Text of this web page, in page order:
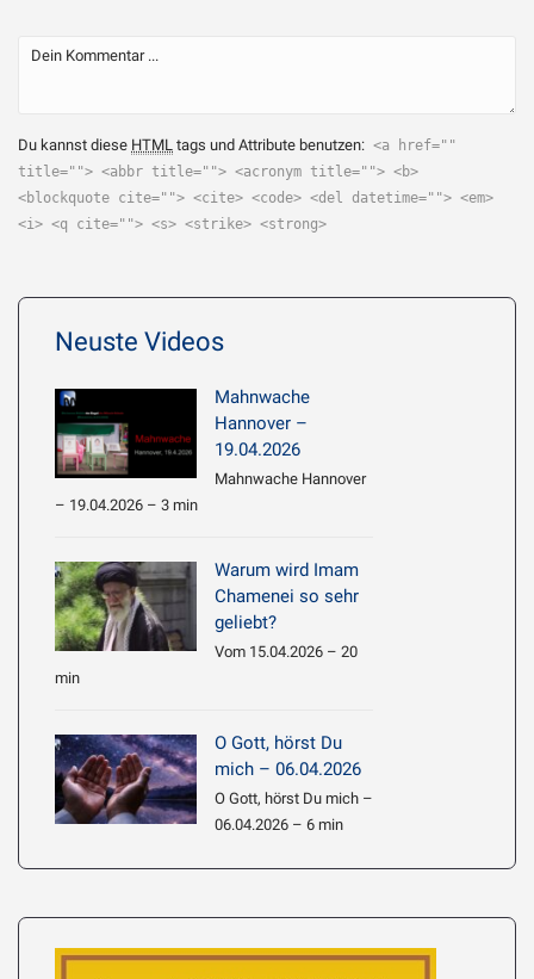
Du kannst diese HTML tags und Attribute benutzen: <a href=""
title=""> <abbr title=""> <acronym title=""> <b>
<blockquote cite=""> <cite> <code> <del datetime=""> <em>
<i> <q cite=""> <s> <strike> <strong>
Neuste Videos
Mahnwache
Hannover –
19.04.2026
Mahnwache Hannover
– 19.04.2026 – 3 min
Warum wird Imam
Chamenei so sehr
geliebt?
Vom 15.04.2026 – 20
min
O Gott, hörst Du
mich – 06.04.2026
O Gott, hörst Du mich –
06.04.2026 – 6 min